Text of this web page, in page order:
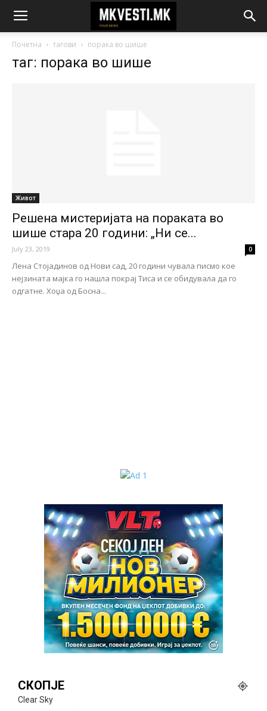
Почетна тагови порака во шише
таг: порака во шише
Живот
Решена мистеријата на пораката во
шише стара 20 години: „Ни се...
July 23, 2019 0
Лена Стојадинов од Нови сад, 20 години чувала писмо кое
нејзината мајка го нашла покрај Тиса и се обидувала да го
одгатне. Хоџа од Босна...
СКОПЈЕ
Clear Sky